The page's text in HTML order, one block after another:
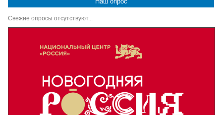
Свежие опросы отсутствуют...